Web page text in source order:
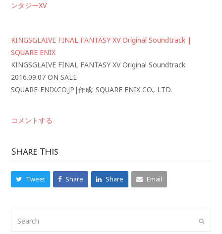
ンタジーXV‬
KINGSGLAIVE FINAL FANTASY XV Original Soundtrack |
SQUARE ENIX
KINGSGLAIVE FINAL FANTASY XV Original Soundtrack
2016.09.07 ON SALE
SQUARE-ENIX.CO.JP |作成: SQUARE ENIX CO., LTD.
コメントする
Share This
Tweet Share Share Email